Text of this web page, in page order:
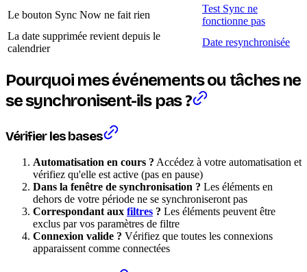
Le bouton Sync Now ne fait rien
Test Sync ne
fonctionne pas
La date supprimée revient depuis le
calendrier
Date resynchronisée
Pourquoi mes événements ou tâches ne
se synchronisent-ils pas ?
Vérifier les bases
Automatisation en cours ? Accédez à votre automatisation et
vérifiez qu'elle est active (pas en pause)
Dans la fenêtre de synchronisation ? Les éléments en
dehors de votre période ne se synchroniseront pas
Correspondant aux filtres ? Les éléments peuvent être
exclus par vos paramètres de filtre
Connexion valide ? Vérifiez que toutes les connexions
apparaissent comme connectées